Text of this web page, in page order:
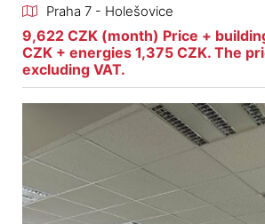
Praha 7 - Holešovice
9,622 CZK (month) Price +
CZK + energies 1,375 CZK. The
excluding VAT.